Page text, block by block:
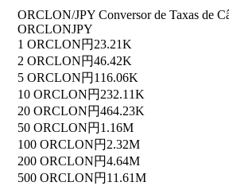
ORCLON/JPY Conversor de Taxas de
ORCLONJPY
1 ORCLON円23.21K
2 ORCLON円46.42K
5 ORCLON円116.06K
10 ORCLON円232.11K
20 ORCLON円464.23K
50 ORCLON円1.16M
100 ORCLON円2.32M
200 ORCLON円4.64M
500 ORCLON円11.61M